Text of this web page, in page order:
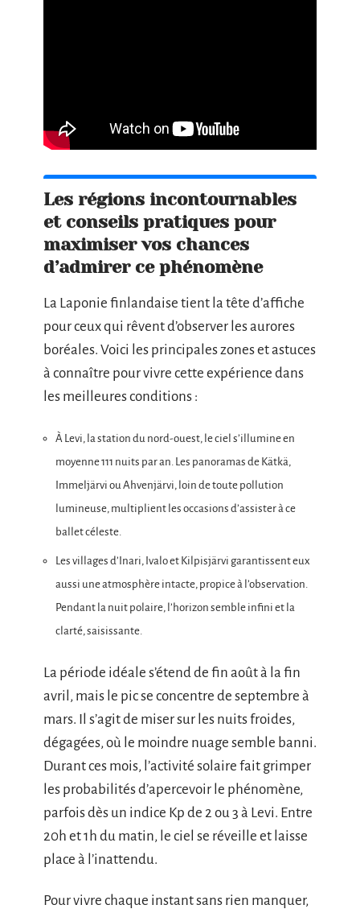
Les régions incontournables
et conseils pratiques pour
maximiser vos chances
d’admirer ce phénomène
La Laponie finlandaise tient la tête d’affiche
pour ceux qui rêvent d’observer les aurores
boréales. Voici les principales zones et astuces
à connaître pour vivre cette expérience dans
les meilleures conditions :
À Levi, la station du nord-ouest, le ciel s’illumine en
moyenne 111 nuits par an. Les panoramas de Kätkä,
Immeljärvi ou Ahvenjärvi, loin de toute pollution
lumineuse, multiplient les occasions d’assister à ce
ballet céleste.
Les villages d’Inari, Ivalo et Kilpisjärvi garantissent eux
aussi une atmosphère intacte, propice à l’observation.
Pendant la nuit polaire, l’horizon semble infini et la
clarté, saisissante.
La période idéale s’étend de fin août à la fin
avril, mais le pic se concentre de septembre à
mars. Il s’agit de miser sur les nuits froides,
dégagées, où le moindre nuage semble banni.
Durant ces mois, l’activité solaire fait grimper
les probabilités d’apercevoir le phénomène,
parfois dès un indice Kp de 2 ou 3 à Levi. Entre
20h et 1h du matin, le ciel se réveille et laisse
place à l’inattendu.
Pour vivre chaque instant sans rien manquer,